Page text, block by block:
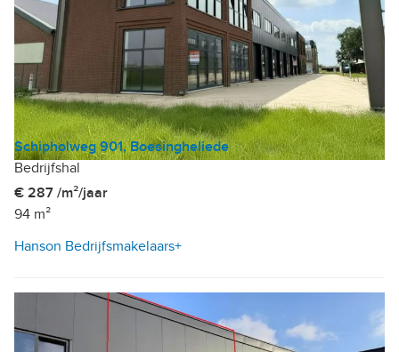
Schipholweg 901, Boesingheliede
Bedrijfshal
€ 287 /m²/jaar
94 m²
Hanson Bedrijfsmakelaars+